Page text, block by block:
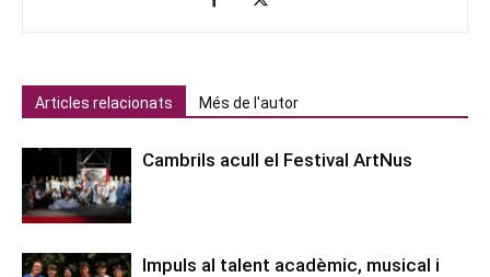
Articles relacionats Més de l'autor
Cambrils acull el Festival ArtNus
Impuls al talent acadèmic, musical i